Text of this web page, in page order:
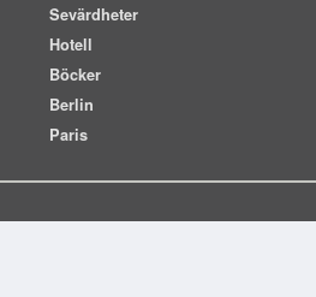
Sevärdheter
Hotell
Böcker
Berlin
Paris